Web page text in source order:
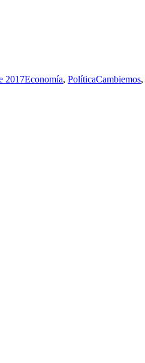
2017Categorías
Economía, PolíticaEtiquetas
Cambiemos,